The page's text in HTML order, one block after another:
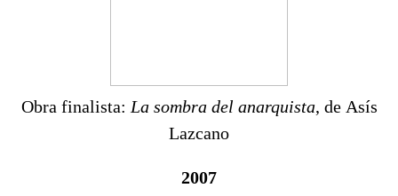
Obra finalista: La sombra del anarquista, de Asís
Lazcano
2007